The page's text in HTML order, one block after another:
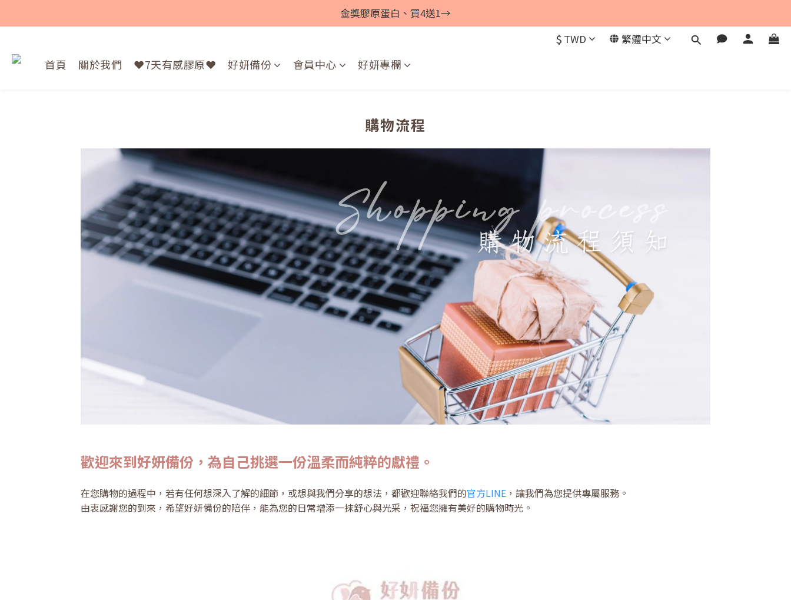
金獎膠原蛋白、買4送1→
$ TWD 繁體中文
首頁 關於我們 ❤️7天有感膠原❤️ 好妍備份 會員中心 好妍專欄
購物流程
歡迎來到好妍備份，為自己挑選一份溫柔而純粹的獻禮。
在您購物的過程中，若有任何想深入了解的細節，或想與我們分享的想法，都歡迎聯絡我們的官方LINE ，讓我們為您提供專屬服務。
由衷感謝您的到來，希望好妍備份的陪伴，能為您的日常增添一抹舒心與光采，祝福您擁有美好的購物時光。